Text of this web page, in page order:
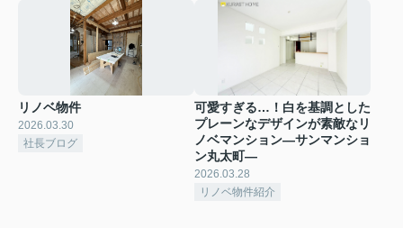
リノベ物件
2026.03.30
社長ブログ
可愛すぎる…！白を基調とした
プレーンなデザインが素敵なリ
ノベマンション―サンマンショ
ン丸太町―
2026.03.28
リノベ物件紹介